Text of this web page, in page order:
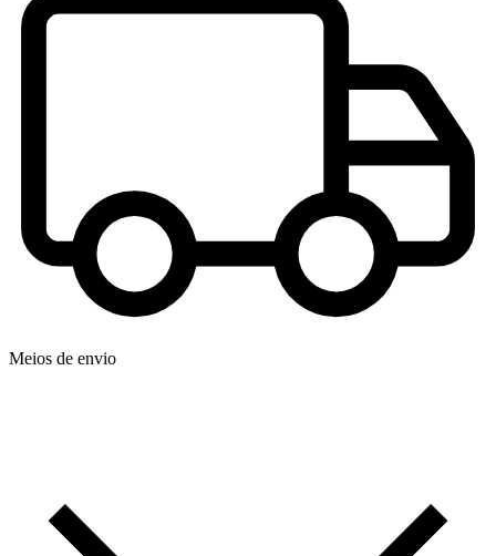
Meios de envio